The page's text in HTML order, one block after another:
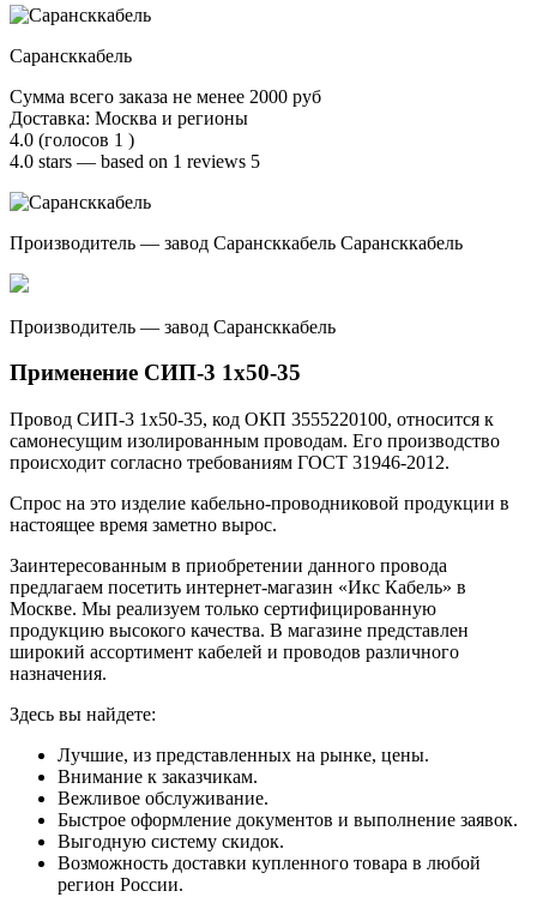
Сарансккабель
Сумма всего заказа не менее 2000 руб
Доставка: Москва и регионы
4.0 (голосов 1 )
4.0 stars — based on 1 reviews 5
Производитель — завод Сарансккабель Сарансккабель
Производитель — завод Сарансккабель
Применение СИП-3 1х50-35
Провод СИП-3 1х50-35, код ОКП 3555220100, относится к
самонесущим изолированным проводам. Его производство
происходит согласно требованиям ГОСТ 31946-2012.
Спрос на это изделие кабельно-проводниковой продукции в
настоящее время заметно вырос.
Заинтересованным в приобретении данного провода
предлагаем посетить интернет-магазин «Икс Кабель» в
Москве. Мы реализуем только сертифицированную
продукцию высокого качества. В магазине представлен
широкий ассортимент кабелей и проводов различного
назначения.
Здесь вы найдете:
Лучшие, из представленных на рынке, цены.
Внимание к заказчикам.
Вежливое обслуживание.
Быстрое оформление документов и выполнение заявок.
Выгодную систему скидок.
Возможность доставки купленного товара в любой
регион России.